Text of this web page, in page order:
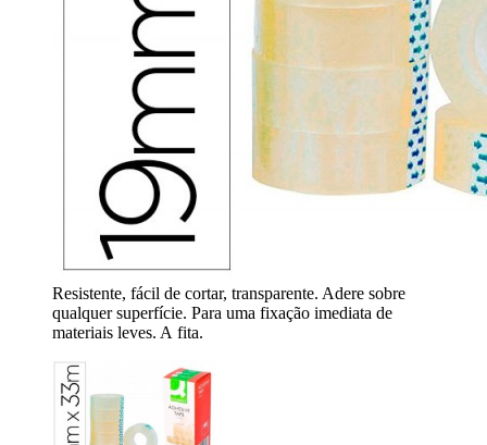
Resistente, fácil de cortar, transparente. Adere sobre
qualquer superfície. Para uma fixação imediata de
materiais leves. A fita.